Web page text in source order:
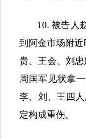
10.被告人
到阿金市场附
贵、王会、刘忠
周国军见状拿
李、刘、王四
定构成重伤。